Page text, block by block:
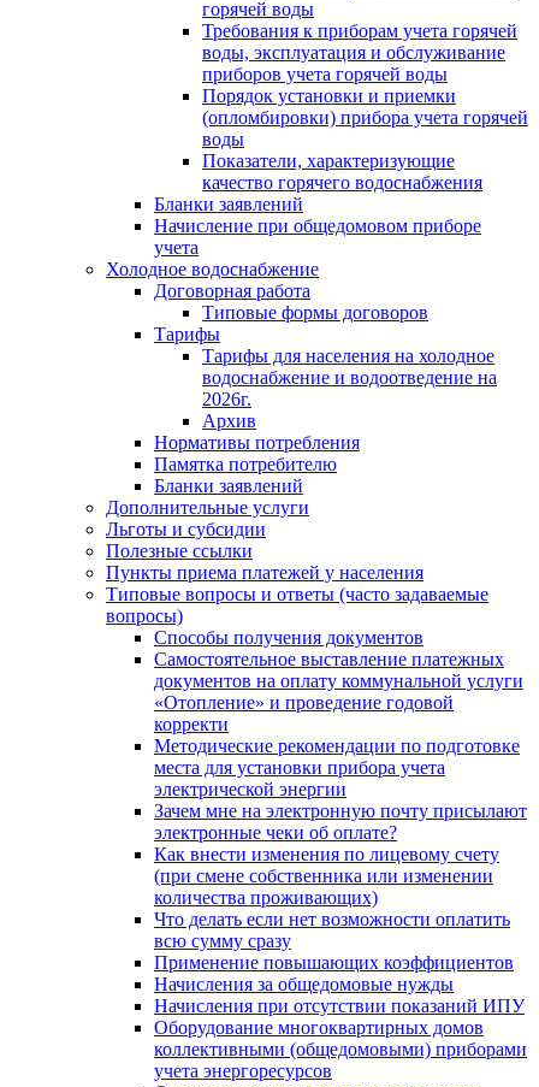
горячей воды
Требования к приборам учета горячей
воды, эксплуатация и обслуживание
приборов учета горячей воды
Порядок установки и приемки
(опломбировки) прибора учета горячей
воды
Показатели, характеризующие
качество горячего водоснабжения
Бланки заявлений
Начисление при общедомовом приборе
учета
Холодное водоснабжение
Договорная работа
Типовые формы договоров
Тарифы
Тарифы для населения на холодное
водоснабжение и водоотведение на
2026г.
Архив
Нормативы потребления
Памятка потребителю
Бланки заявлений
Дополнительные услуги
Льготы и субсидии
Полезные ссылки
Пункты приема платежей у населения
Типовые вопросы и ответы (часто задаваемые
вопросы)
Способы получения документов
Самостоятельное выставление платежных
документов на оплату коммунальной услуги
«Отопление» и проведение годовой
корректи
Методические рекомендации по подготовке
места для установки прибора учета
электрической энергии
Зачем мне на электронную почту присылают
электронные чеки об оплате?
Как внести изменения по лицевому счету
(при смене собственника или изменении
количества проживающих)
Что делать если нет возможности оплатить
всю сумму сразу
Применение повышающих коэффициентов
Начисления за общедомовые нужды
Начисления при отсутствии показаний ИПУ
Оборудование многоквартирных домов
коллективными (общедомовыми) приборами
учета энергоресурсов